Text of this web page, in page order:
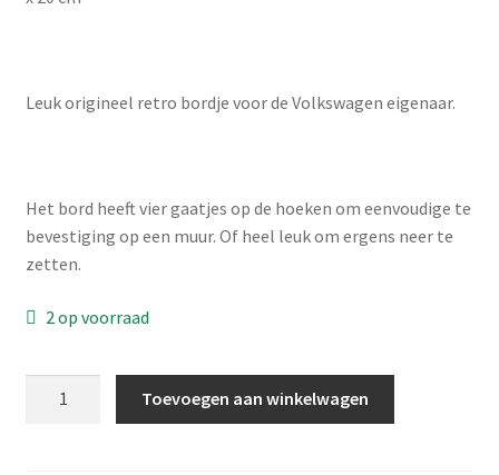
Winkelmandje
Leuk origineel retro bordje voor de Volkswagen eigenaar.
Het bord heeft vier gaatjes op de hoeken om eenvoudige te
bevestiging op een muur. Of heel leuk om ergens neer te
zetten.
2 op voorraad
Toevoegen aan winkelwagen